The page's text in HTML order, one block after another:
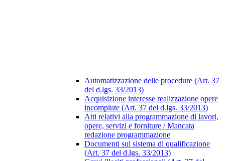
Automatizzazione delle procedure (Art. 37
del d.lgs. 33/2013)
Acquisizione interesse realizzazione opere
incompiute (Art. 37 del d.lgs. 33/2013)
Atti relativi alla programmazione di lavori,
opere, servizi e forniture / Mancata
redazione programmazione
Documenti sul sistema di qualificazione
(Art. 37 del d.lgs. 33/2013)